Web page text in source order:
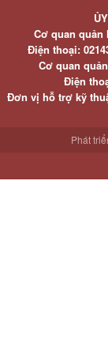
Cơ quan quản
Điện thoại:
Cơ quan
Điện
Đơn vị hỗ trợ kỹ
Phát